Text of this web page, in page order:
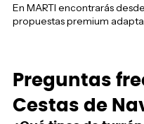
En MARTI encontrarás
propuestas premium
Preguntas
Cestas de